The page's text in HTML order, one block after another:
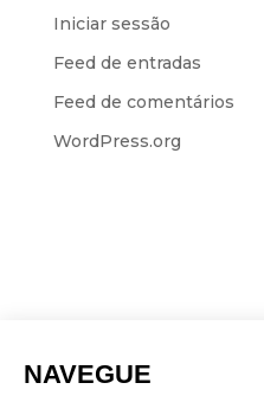
Iniciar sessão
Feed de entradas
Feed de comentários
WordPress.org
NAVEGUE